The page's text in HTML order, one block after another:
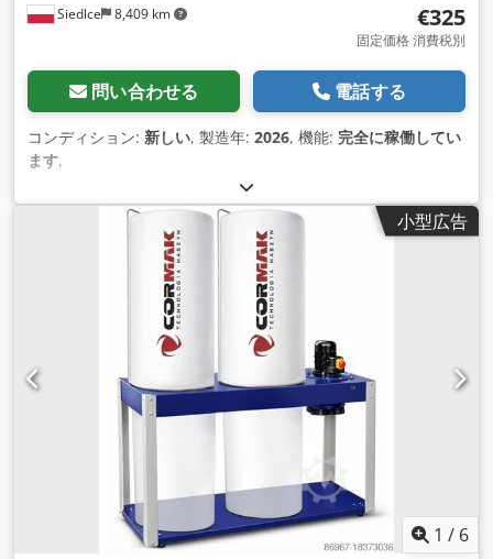
Siedlce 8,409 km €325
固定価格 消費税別
問い合わせる 電話する
コンディション: 新しい, 製造年: 2026, 機能: 完全に稼働してい
ます,
小型広告
1 / 6